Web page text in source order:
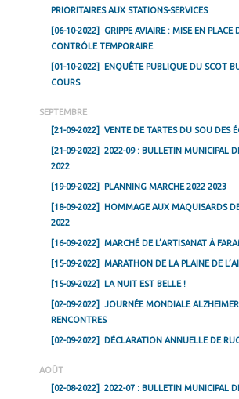
PRIORITAIRES AUX STATIONS-SERVICES
[06-10-2022]
GRIPPE AVIAIRE : MISE EN PLACE
CONTRÔLE TEMPORAIRE
[01-10-2022]
ENQUÊTE PUBLIQUE DU SCOT
COURS
SEPTEMBRE
[21-09-2022]
VENTE DE TARTES DU SOU DES
[21-09-2022]
2022-09 : BULLETIN MUNICIPAL
2022
[19-09-2022] PLANNING MARCHE 2022 2023
[18-09-2022]
HOMMAGE AUX MAQUISARDS
2022
[16-09-2022] MARCHÉ DE L’ARTISANAT À
[15-09-2022] MARATHON DE LA PLAINE DE
[15-09-2022] LA NUIT EST BELLE !
[02-09-2022]
JOURNÉE MONDIALE
RENCONTRES
[02-09-2022] DÉCLARATION ANNUELLE DE
AOÛT
[02-08-2022]
2022-07 : BULLETIN MUNICIPAL